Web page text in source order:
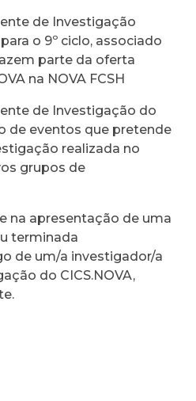
de Investigação
o 9º ciclo, associado
parte da oferta
na NOVA FCSH
de Investigação do
de eventos que pretende
realizada no
grupos de
na apresentação de uma
terminada
de um/a investigador/a
do CICS.NOVA,